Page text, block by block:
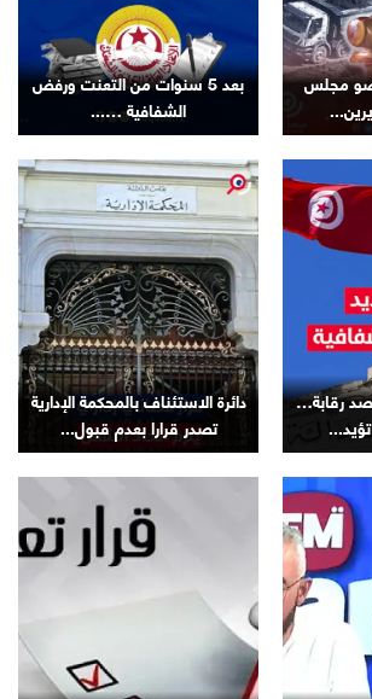
مجلس
بعد 5 سنوات من التعنت ورفض
الشفافية …...
رقابة…
دائرة الاستئناف بالمحكمة الإدارية
تصدر قرارا بعدم قبول...